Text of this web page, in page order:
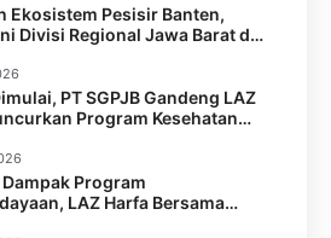
Ekosistem Pesisir Banten,
Divisi Regional Jawa Barat dan
Bantuan 1.000 Bibit
melalui LAZ Harfa
PT SGPJB Gandeng LAZ
Program Kesehatan
di 2 Desa Kabupaten
Program
LAZ Harfa Bersama
dan Australian Aid